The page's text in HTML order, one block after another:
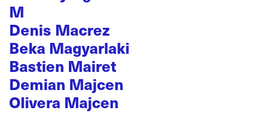
M
Denis Macrez
Beka Magyarlaki
Bastien Mairet
Demian Majcen
Olivera Majcen